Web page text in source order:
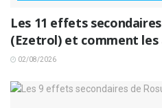
Les 11 effets
(Ezetrol) et comment
02/08/2026